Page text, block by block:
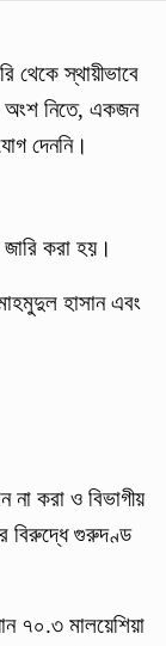
থেকে স্থায়ীভাবে
অংশ নিতে, একজন
দেননি।
করা হয়।
হাসান এবং
না করা ও বিভাগীয়
বিরুদ্ধে গুরুদণ্ড
৭০.৩ মালয়েশিয়া